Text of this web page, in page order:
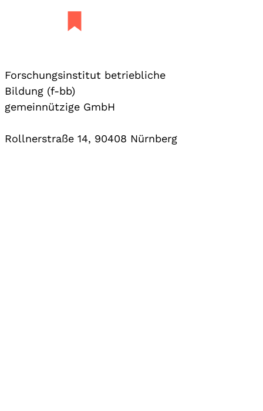
Forschungsinstitut betriebliche
Bildung (f-bb)
gemeinnützige GmbH
Rollnerstraße 14, 90408 Nürnberg